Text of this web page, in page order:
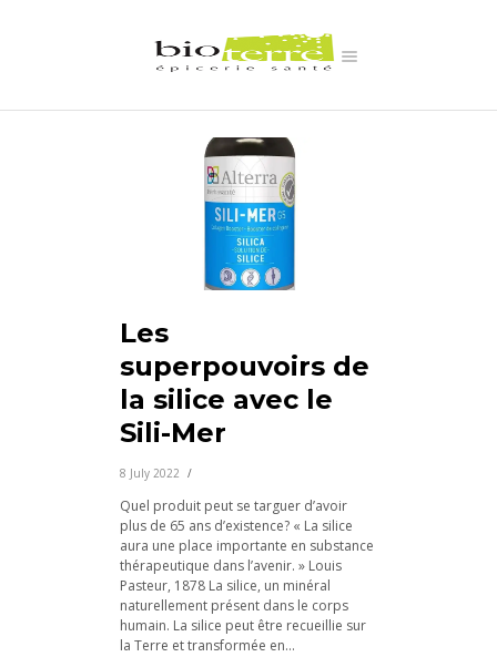
Les
superpouvoirs de
la silice avec le
Sili-Mer
8 July 2022
Quel produit peut se targuer d’avoir
plus de 65 ans d’existence? « La silice
aura une place importante en substance
thérapeutique dans l’avenir. » Louis
Pasteur, 1878 La silice, un minéral
naturellement présent dans le corps
humain. La silice peut être recueillie sur
la Terre et transformée en...